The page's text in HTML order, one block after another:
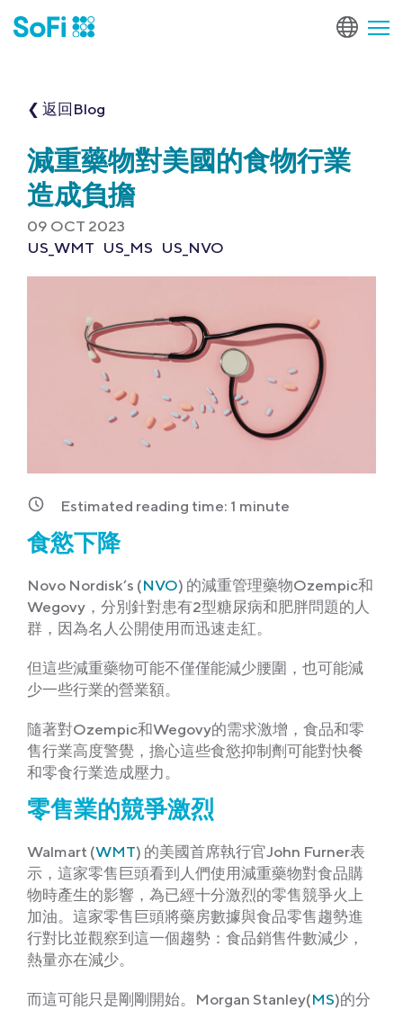
❮ 返回Blog
減重藥物對美國的食物行業
造成負擔
09 OCT 2023
US_WMT US_MS US_NVO
Estimated reading time: 1 minute
食慾下降
Novo Nordisk’s (NVO) 的減重管理藥物Ozempic和
Wegovy，分別針對患有2型糖尿病和肥胖問題的人
群，因為名人公開使用而迅速走紅。
但這些減重藥物可能不僅僅能減少腰圍，也可能減
少一些行業的營業額。
隨著對Ozempic和Wegovy的需求激增，食品和零
售行業高度警覺，擔心這些食慾抑制劑可能對快餐
和零食行業造成壓力。
零售業的競爭激烈
Walmart (WMT) 的美國首席執行官John Furner表
示，這家零售巨頭看到人們使用減重藥物對食品購
物時產生的影響，為已經十分激烈的零售競爭火上
加油。這家零售巨頭將藥房數據與食品零售趨勢進
行對比並觀察到這一個趨勢：食品銷售件數減少，
熱量亦在減少。
而這可能只是剛剛開始。Morgan Stanley(MS)的分